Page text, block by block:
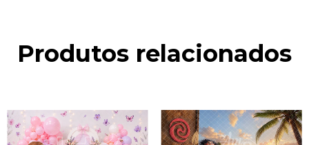
Produtos relacionados